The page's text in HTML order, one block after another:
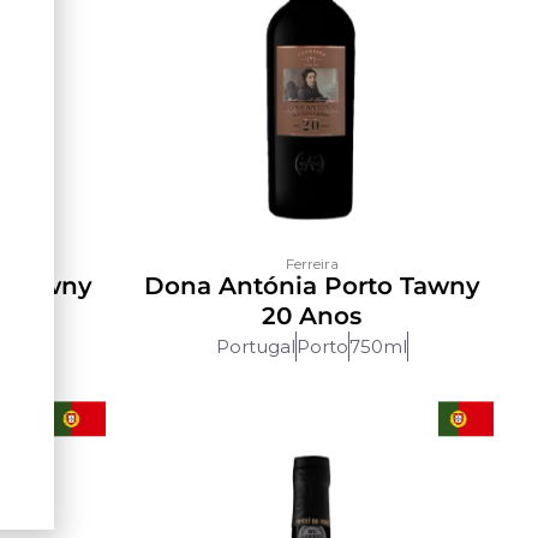
Tawny
Ferreira
Dona Antónia Porto Tawny
20 Anos
Portugal Porto750ml